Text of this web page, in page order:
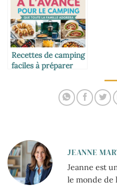
Recettes de camping
faciles à préparer
JEANNE
Jeanne est
le monde de